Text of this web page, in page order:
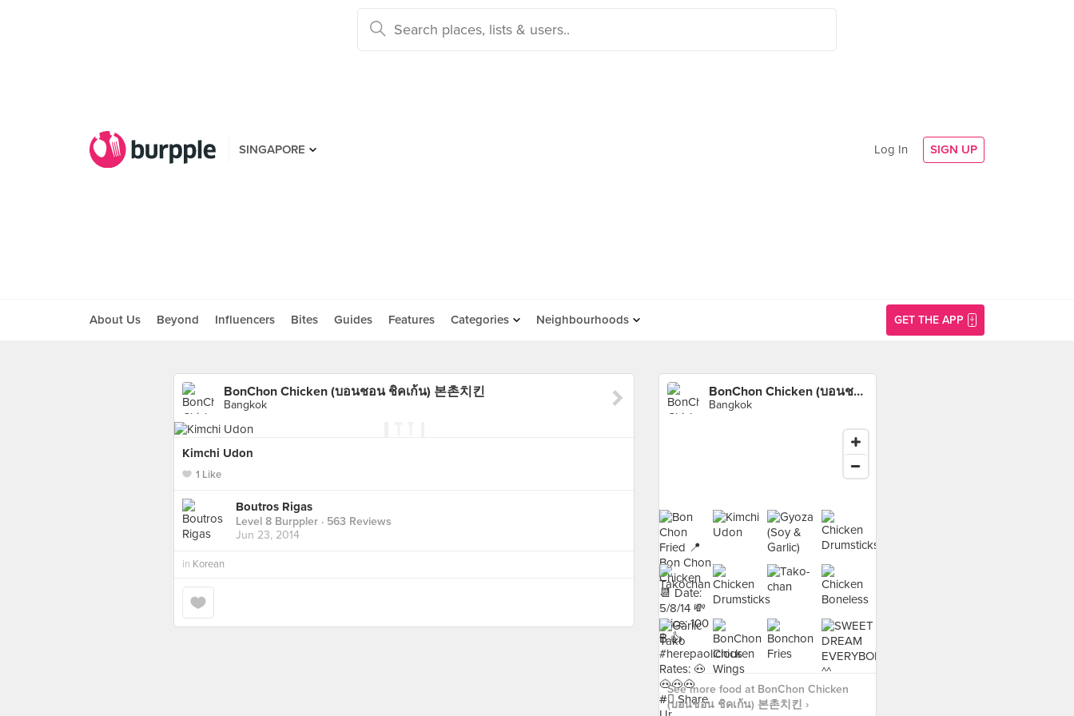
SINGAPORE Log In SIGN UP
About Us Beyond Influencers Bites Guides Features Categories Neighbourhoods GET THE APP
BonChon Chicken (บอนชอน ชิคเก้น) 본촌치킨
Bangkok
Kimchi Udon
1 Like
Boutros Rigas
Level 8 Burppler · 563 Reviews
Jun 23, 2014
in Korean
BonChon Chicken (บอนชอน ชิคเก้น) 본촌치킨
Bangkok
See more food at BonChon Chicken
(บอนชอน ชิคเก้น) 본촌치킨 ›